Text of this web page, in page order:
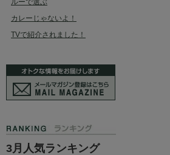
ルーで選ぶ
カレーじゃないよ！
TVで紹介されました！
3月人気ランキング